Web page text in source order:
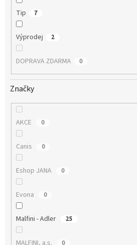
Tip 7
Výprodej 2
DOPRAVA ZDARMA 0
Značky
AKCE 0
Canis 0
Eshop JANA 0
Evona 0
Malfini - Adler 25
0